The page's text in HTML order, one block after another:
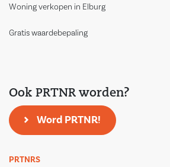
Woning verkopen in Elburg
Gratis waardebepaling
Ook PRTNR worden?
Word PRTNR!
PRTNRS